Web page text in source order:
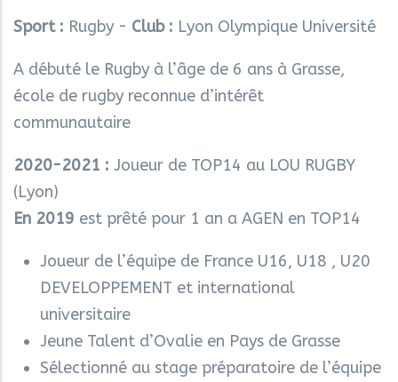
Sport : Rugby - Club : Lyon Olympique Université
A débuté le Rugby à l’âge de 6 ans à Grasse,
école de rugby reconnue d’intérêt
communautaire
2020-2021 : Joueur de TOP14 au LOU RUGBY
(Lyon)
En 2019 est prêté pour 1 an a AGEN en TOP14
Joueur de l’équipe de France U16, U18 , U20
DEVELOPPEMENT et international
universitaire
Jeune Talent d’Ovalie en Pays de Grasse
Sélectionné au stage préparatoire de l’équipe